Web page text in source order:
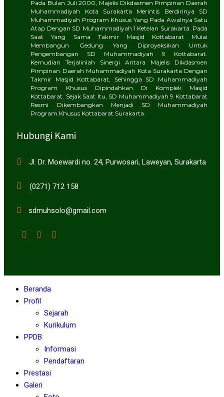
Pada Bulan Juli 2000, Majelis Dikdasmen Pimpinan Daerah
Muhammadiyah Kota Surakarta Merintis Berdirinya SD
Muhammadiyah Program Khusus Yang Pada Awalnya Satu
Atap Dengan SD Muhammadiyah 1 Ketelan Surakarta. Pada
Saat Yang Sama Takmir Masjid Kottabarat Mulai
Membangun Gedung Yang Diproyeksikan Untuk
Pengembangan SD Muhammadiyah 9 Kottabarat.
Kemudian Terjalinlah Sinergi Antara Majelis Dikdasmen
Pimpinan Daerah Muhammadiyah Kota Surakarta Dengan
Takmir Masjid Kottabarat, Sehingga SD Muhammadiyah
Program Khusus Dipindahkan Di Komplek Masjid
Kottabarat. Sejak Saat Itu, SD Muhammadiyah 9 Kottabarat
Resmi Dikembangkan Menjadi SD Muhammadiyah
Program Khusus Kottabarat Surakarta.
Hubungi Kami
Jl. Dr. Moewardi no. 24, Purwosari, Laweyan, Surakarta
(0271) 712 158
sdmuhsolo@gmail.com
Beranda
Profil
Sejarah
Kurikulum
PPDB
Informasi
Pendaftaran
Prestasi
Galeri